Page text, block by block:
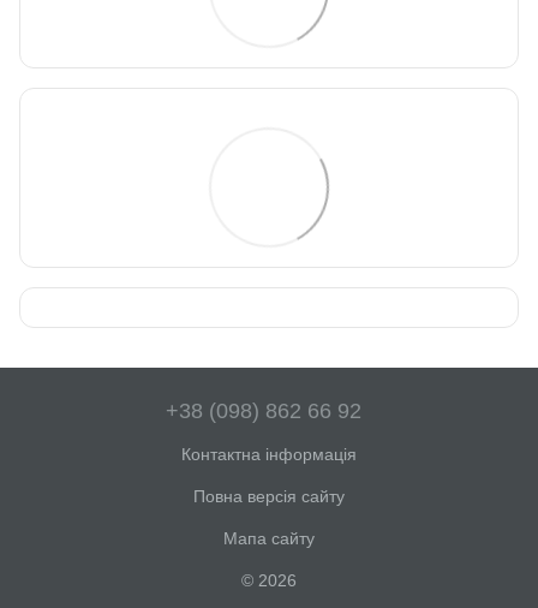
+38 (098) 862 66 92
Контактна інформація
Повна версія сайту
Мапа сайту
© 2026